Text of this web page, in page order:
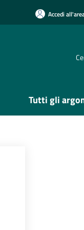
Accedi
Tutti gli